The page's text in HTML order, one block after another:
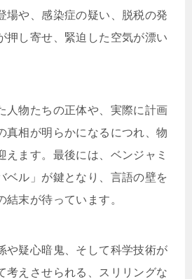
場や、感染症の疑い、脱税の発
押し寄せ、緊迫した空気が漂い
人物たちの正体や、実際に計画
真相が明らかになるにつれ、物
えます。最後には、ベンジャミ
ベル」が鍵となり、言語の壁を
末が待っています。
や疑心暗鬼、そして科学技術が
考えさせられる、スリリングな